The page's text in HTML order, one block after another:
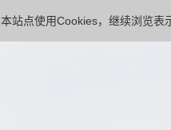
本站点使用Cookies，继续浏览表